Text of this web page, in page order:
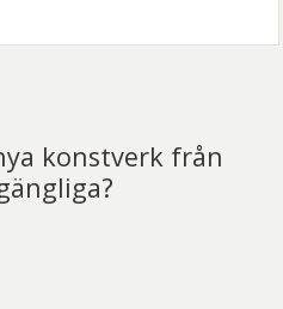
konstverk från